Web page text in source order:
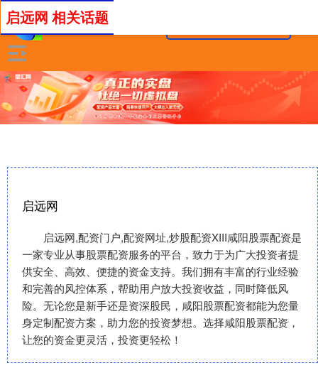
启远网
启远网,配资门户,配资网址,炒股配资XIII‌咸阳股票配资是
一家专业从事股票配资服务的平台，致力于为广大投资者提
供安全、高效、便捷的资金支持。我们拥有丰富的行业经验
和完善的风控体系，帮助用户放大投资收益，同时降低风
险。无论您是新手还是资深股民，咸阳股票配资都能为您量
身定制配资方案，助力您的投资梦想。选择咸阳股票配资，
让您的资金更灵活，投资更轻松！
启远网 相关话题